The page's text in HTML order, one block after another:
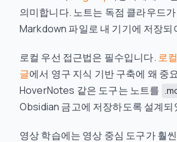
의미합니다. 노트는 독점 클라우드
Markdown 파일로 내 기기에 저장되
로컬 우선 접근법은 필수입니다. 로
글에서 영구 지식 기반 구축에 왜 중
HoverNotes 같은 도구는 노트를
Obsidian 금고에 저장하도록 설계되
영상 학습에는 영상 중심 도구가 훨